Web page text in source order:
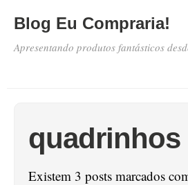
Blog Eu Compraria!
Apresentando produtos fantásticos
quadrinhos
Existem 3 posts marcados